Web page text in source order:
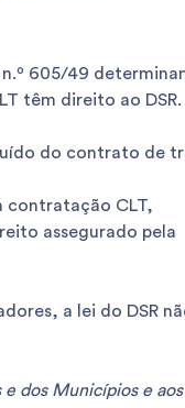
605/49
têm direito ao DSR.
do contrato de
contratação CLT,
assegurado pela
a lei do DSR
e dos Municípios e aos